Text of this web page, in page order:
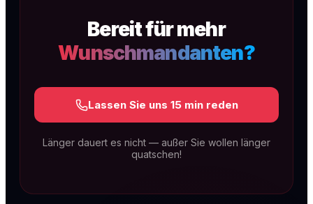
Mehr erfahren
Technische Exzellenz, rechtsspezifischer
Bereit für mehr
Wunschmandanten?
Lassen Sie uns 15 min reden
Länger dauert es nicht — außer Sie wollen länger
quatschen!